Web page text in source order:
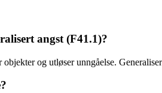
angst (F41.1)?
og utløser unngåelse.